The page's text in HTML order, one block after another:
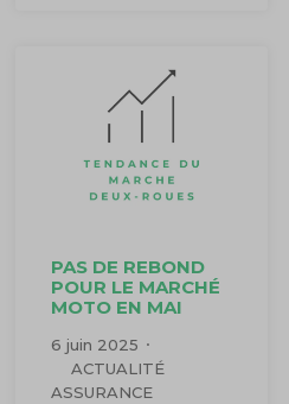
PAS DE REBOND
POUR LE MARCHÉ
MOTO EN MAI
6 juin 2025
ACTUALITÉ
ASSURANCE